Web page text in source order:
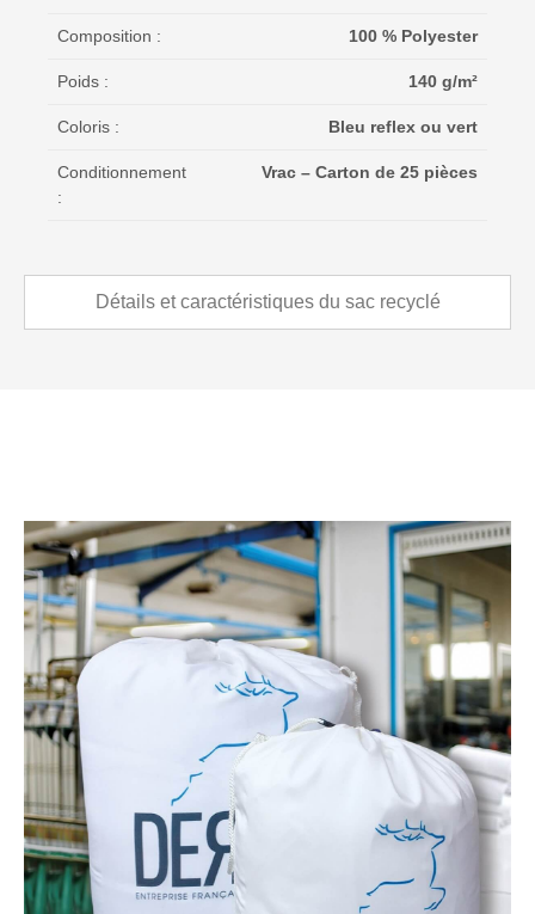
Détails et caractéristiques du sac recyclé
Composition : 100 % Polyester
Poids : 140 g/m²
Coloris : Bleu reflex ou vert
Conditionnement
:
Vrac – Carton de 25 pièces